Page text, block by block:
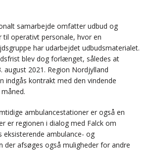
samarbejde omfatter udbud og
operativt personale, hvor en
har udarbejdet udbudsmaterialet.
blev dog forlænget, således at
august 2021. Region Nordjylland
indgås kontrakt med den vindende
ambulancestationer er også en
er regionen i dialog med Falck om
eksisterende ambulance- og
der afsøges også muligheder for andre